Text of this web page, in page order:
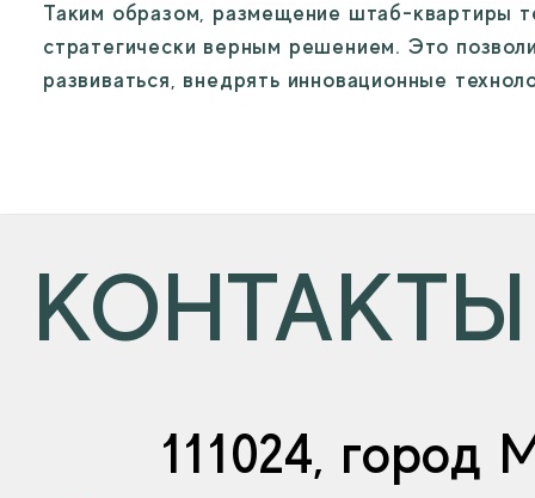
Таким образом, размещение штаб-квартиры
стратегически верным решением. Это
развиваться, внедрять инновационные
КОНТАКТЫ
111024, город